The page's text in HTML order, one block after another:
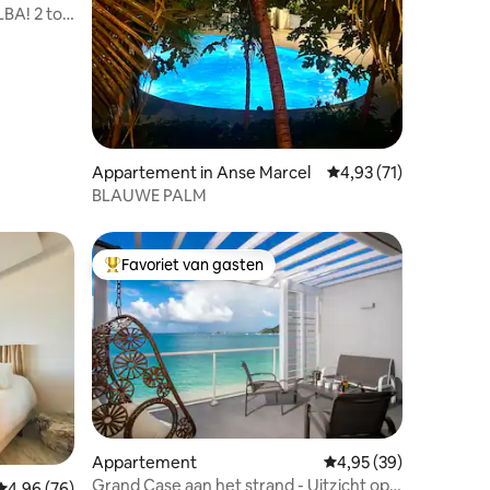
2 tot
Appartement in Anse Marcel Gemiddelde
4,93 (71)
BLAUWE PALM
Topfavoriet van gasten
Favoriet van gasten
Appartement Gemiddelde
4,95 (39)
Grand Case aan het strand - Uitzicht op